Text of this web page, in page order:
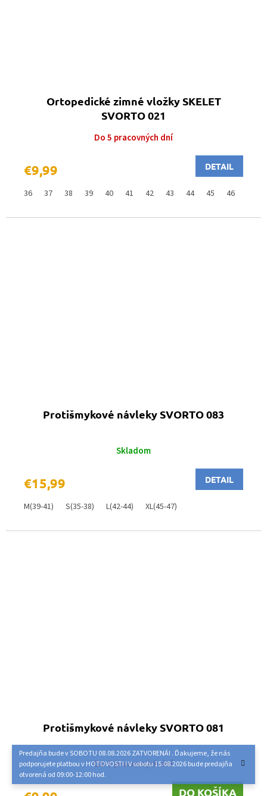
Predajňa bude v SOBOTU 08.08.2026 ZATVORENÁ! . Ďakujeme, že nás
podporujete platbou v HOTOVOSTI ! V sobotu 15.08.2026 bude predajňa
otvorená od 09:00-12:00 hod.
Ortopedické zimné vložky SKELET
SVORTO 021
Do 5 pracovných dní
€9,99 DETAIL
36 37 38 39 40 41 42 43 44 45 46
Protišmykové návleky SVORTO 083
Skladom
€15,99 DETAIL
M(39-41) S(35-38) L(42-44) XL(45-47)
Protišmykové návleky SVORTO 081
Do 5 pracovných dní
DO KOŠÍKA